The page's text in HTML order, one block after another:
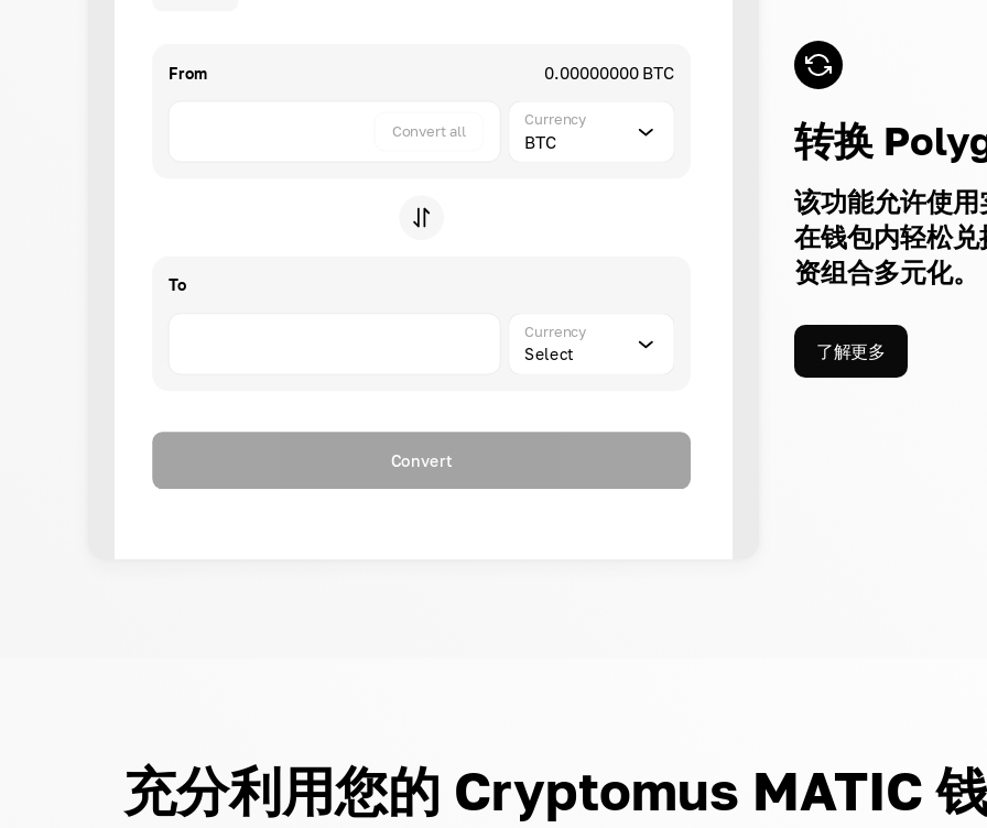
转换
该功能允许使
在钱包内轻松
资组合多元化。
了解更多
From 0.00000000 BTC
Convert all
Currency
BTC
To
Currency
Select
Convert
充分利用您的 Cryptomus MATIC